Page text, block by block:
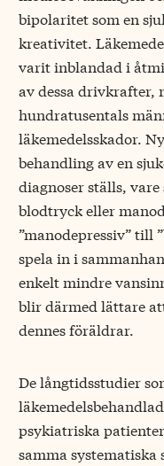
bipolaritet som en
kreativitet.
varit inblandad i
av dessa drivkrafter,
hundratusentals
läkemedelsskador.
behandling av en
diagnoser ställs,
blodtryck eller
”manodepressiv” till
spela in i
enkelt mindre
blir därmed lättare
dennes föräldrar.
De långtidsstudier
psykiatriska
samma